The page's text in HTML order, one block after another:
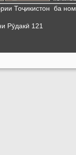
Тоҷикистон ба
Рӯдакӣ 121